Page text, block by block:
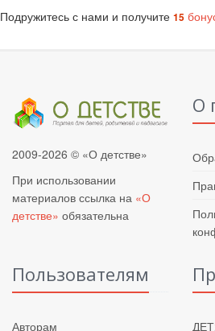
Подружитесь с нами и получите 15
2009-2026 © «О детстве»
При использовании
материалов ссылка на «О
детстве» обязательна
О
Пользователям
Авторам